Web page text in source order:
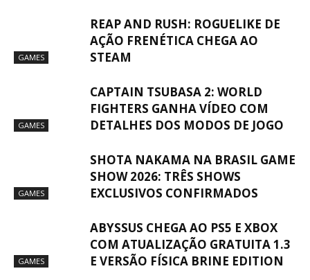
GAMES
REAP AND RUSH: ROGUELIKE DE
AÇÃO FRENÉTICA CHEGA AO
STEAM
GAMES
CAPTAIN TSUBASA 2: WORLD
FIGHTERS GANHA VÍDEO COM
DETALHES DOS MODOS DE JOGO
GAMES
SHOTA NAKAMA NA BRASIL GAME
SHOW 2026: TRÊS SHOWS
EXCLUSIVOS CONFIRMADOS
GAMES
ABYSSUS CHEGA AO PS5 E XBOX
COM ATUALIZAÇÃO GRATUITA 1.3
E VERSÃO FÍSICA BRINE EDITION